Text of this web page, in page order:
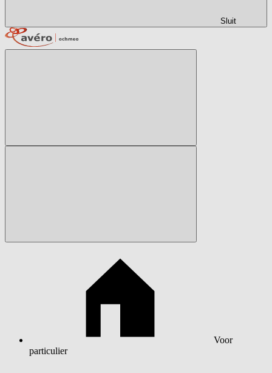
Sluit
Voor
particulier